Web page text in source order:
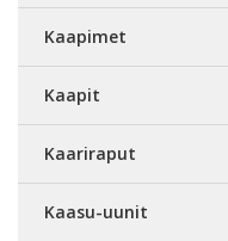
Kaapimet
Kaapit
Kaariraput
Kaasu-uunit